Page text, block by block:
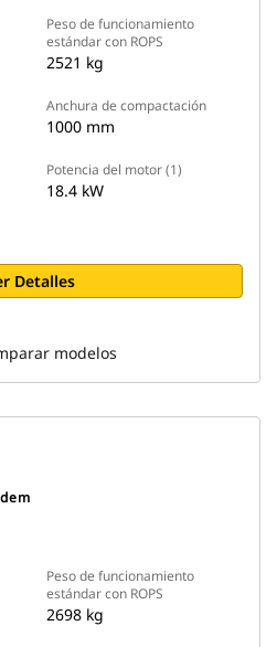
Peso de funcionamiento
estándar con ROPS
2521 kg
Anchura de compactación
1000 mm
Potencia del motor (1)
18.4 kW
Detalles
modelos
Peso de funcionamiento
estándar con ROPS
2698 kg